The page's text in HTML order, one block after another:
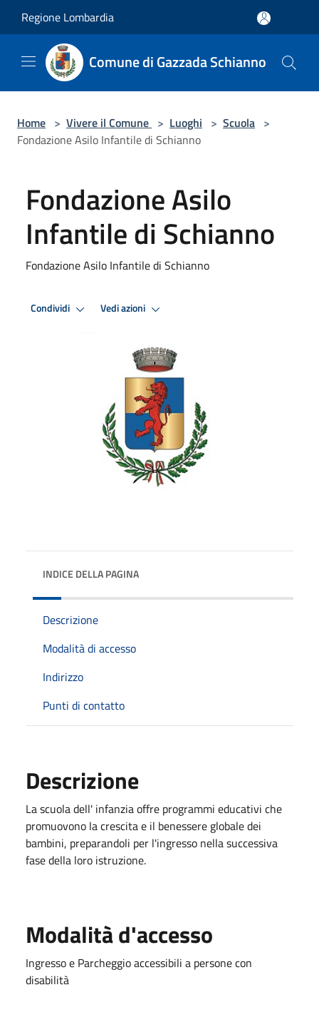
Regione Lombardia
Comune di Gazzada Schianno
Home > Vivere il Comune > Luoghi > Scuola >
Fondazione Asilo Infantile di Schianno
Fondazione Asilo
Infantile di Schianno
Fondazione Asilo Infantile di Schianno
Condividi Vedi azioni
INDICE DELLA PAGINA
Descrizione
Modalità di accesso
Indirizzo
Punti di contatto
Descrizione
La scuola dell' infanzia offre programmi educativi che
promuovono la crescita e il benessere globale dei
bambini, preparandoli per l'ingresso nella successiva
fase della loro istruzione.
Modalità d'accesso
Ingresso e Parcheggio accessibili a persone con
disabilità